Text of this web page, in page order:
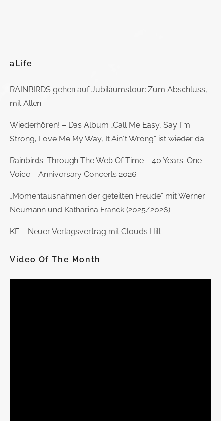
aLife
RAINBIRDS gehen auf Jubiläumstour: Zum Abschluss,
mit Allen.
Wiederhören! – Das Album „Call Me Easy, Say I´m
Strong, Love Me My Way, It Ain´t Wrong“ ist wieder da
Rainbirds: Through The Web Of Time – 40 Years, One
Voice – Anniversary Concerts 2026
„Momentausnahmen der geteilten Freude“ mit Werner
Neumann und Katharina Franck (2025/2026)
KF – Neuer Verlagsvertrag mit Clouds Hill
Video Of The Month